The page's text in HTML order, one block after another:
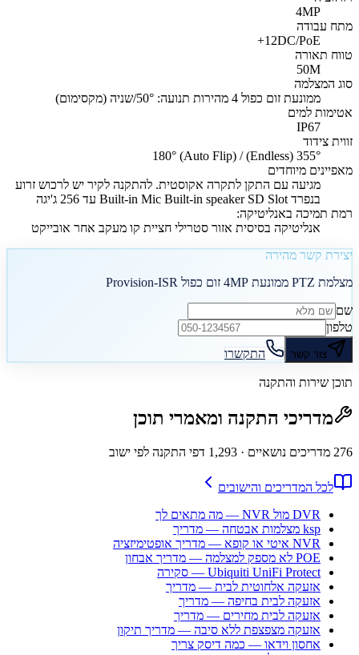
4MP
מתח עבודה
12DC/PoE+
טווח תאורה
50M
סוג המצלמה
ממונעת זום כפול 4 מהירות תנועה: 50°/שניה (מקסימום)
אטימות למים
IP67
זווית צידוד
355° (Endless) / 180° (Auto Flip)
מאפיינים מיוחדים
מגיעה עם התקן לתקרה אקוסטית. להתקנה לקיר יש לרכוש זרוע
בנפרד Built-in Mic Built-in speaker SD Slot עד 256 ג'יגה
רמת תמיכה באנליטיקה:
אנליטיקה בסיסית אזור סטרילי חציית קו מעקב אחר אובייקט
יצירת קשר מהירה
מצלמת PTZ ממונעת 4MP זום כפול Provision-ISR
שם
טלפון
צור קשר התקשרו
תוכן שירות והתקנה
מדריכי התקנה ומאמרי תוכן
276 מדריכים נושאיים · 1,293 דפי התקנה לפי ישוב
לכל המדריכים והישובים
DVR מול NVR — מה מתאים לך
ksp מצלמות אבטחה — מדריך
NVR איטי או קופא — מדריך אופטימיזציה
POE לא מספק למצלמה — מדריך אבחון
Ubiquiti UniFi Protect — סקירה
אזעקה אלחוטית לבית — מדריך
אזעקה לבית בחיפה — מדריך
אזעקה לבית מחירים — מדריך
אזעקה מצפצפת ללא סיבה — מדריך תיקון
אחסון וידאו — כמה דיסק צריך